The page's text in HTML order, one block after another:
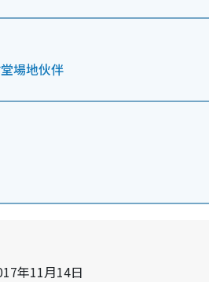
場地伙伴
年11月14日